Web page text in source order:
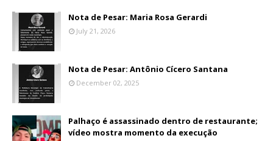
Nota de Pesar: Maria Rosa Gerardi
July 21, 2026
Nota de Pesar: Antônio Cícero Santana
December 02, 2025
Palhaço é assassinado dentro de restaurante;
vídeo mostra momento da execução